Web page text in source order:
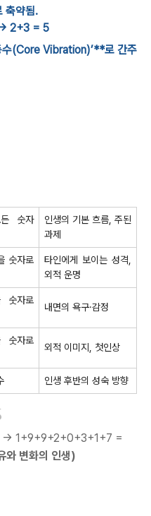
축약됨.
2+3 = 5
수(Core Vibration)’**로 간주
든 숫자
인생의 기본 흐름, 주된
과제
숫자로
타인에게 보이는 성격,
외적 운명
숫자로
내면의 욕구·감정
숫자로
외적 이미지, 첫인상
인생 후반의 성숙 방향
→ 1+9+9+2+0+3+1+7 =
와 변화의 인생)